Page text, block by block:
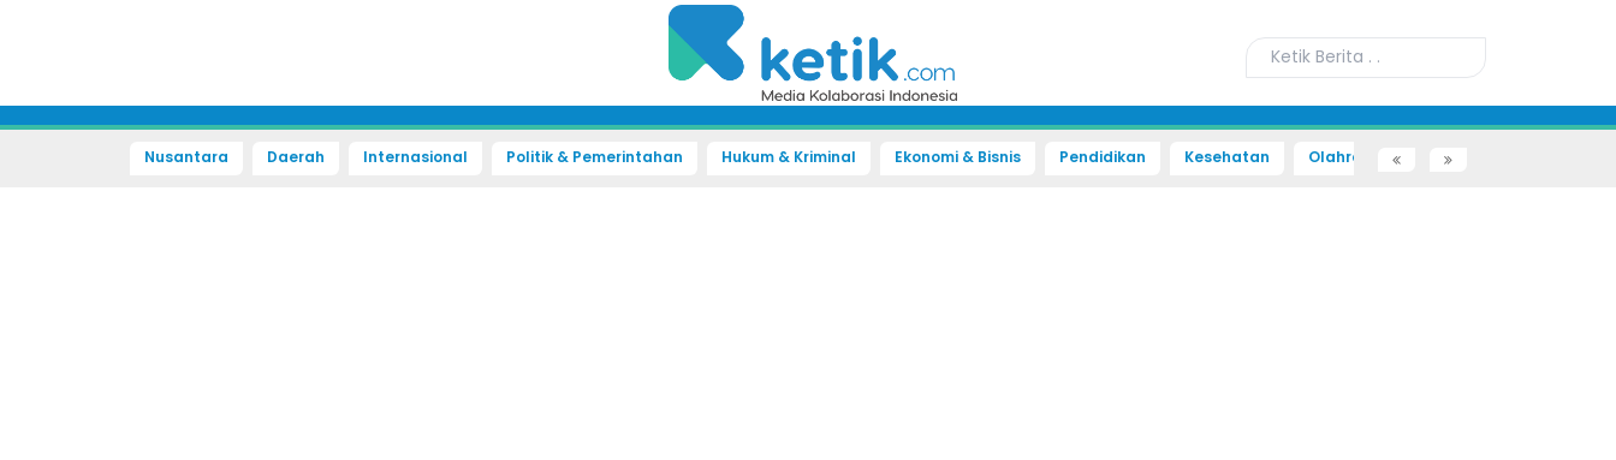
Nusantara Daerah Internasional Politik & Pemerintahan Hukum & Kriminal Ekonomi & Bisnis Pendidikan Kesehatan Olahraga Sains dan Teknologi